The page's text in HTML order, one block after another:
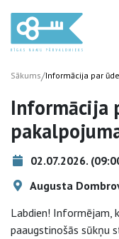
Sākums/Informācija par
Informācija
02.07.2026.
Augusta
Labdien! Informējam,
paaugstinošās sūkņu